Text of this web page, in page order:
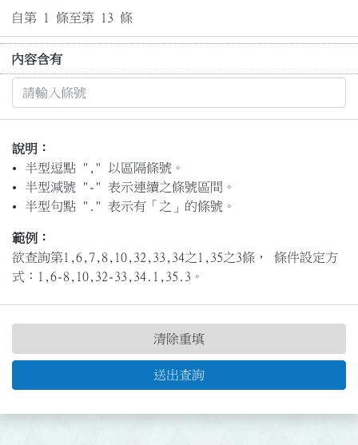
自第 1 條至第 13 條
內容含有
說明：
半型逗點 "," 以區隔條號。
半型減號 "-" 表示連續之條號區間。
半型句點 "." 表示有「之」的條號。
範例：
欲查詢第1,6,7,8,10,32,33,34之1,35之3條， 條件設定方
式：1,6-8,10,32-33,34.1,35.3。
送出查詢
清除重填